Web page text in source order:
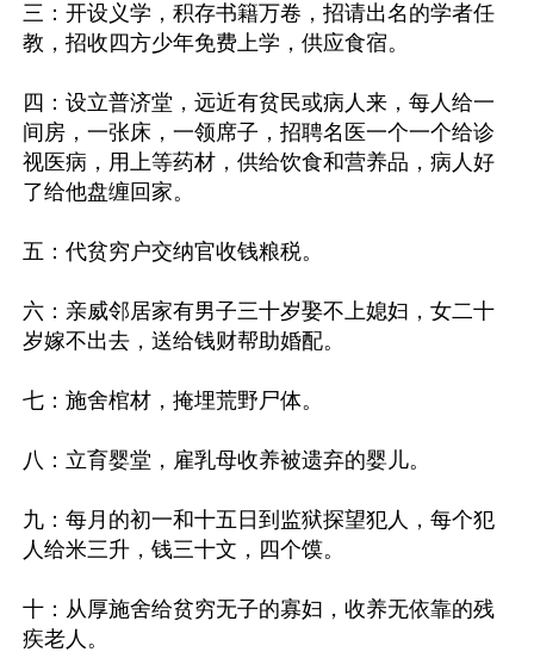
三：开设义学，积存书籍万卷，招请出名的学者任
教，招收四方少年免费上学，供应食宿。
四：设立普济堂，远近有贫民或病人来，每人给一
间房，一张床，一领席子，招聘名医一个一个给诊
视医病，用上等药材，供给饮食和营养品，病人好
了给他盘缠回家。
五：代贫穷户交纳官收钱粮税。
六：亲威邻居家有男子三十岁娶不上媳妇，女二十
岁嫁不出去，送给钱财帮助婚配。
七：施舍棺材，掩埋荒野尸体。
八：立育婴堂，雇乳母收养被遗弃的婴儿。
九：每月的初一和十五日到监狱探望犯人，每个犯
人给米三升，钱三十文，四个馍。
十：从厚施舍给贫穷无子的寡妇，收养无依靠的残
疾老人。